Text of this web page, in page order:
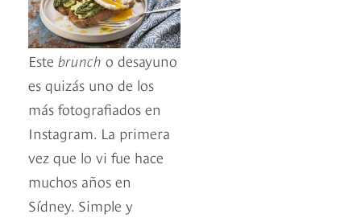
Este brunch o desayuno
es quizás uno de los
más fotografiados en
Instagram. La primera
vez que lo vi fue hace
muchos años en
Sídney. Simple y